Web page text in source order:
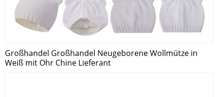
Großhandel Großhandel Neugeborene Wollmütze in
Weiß mit Ohr Chine Lieferant